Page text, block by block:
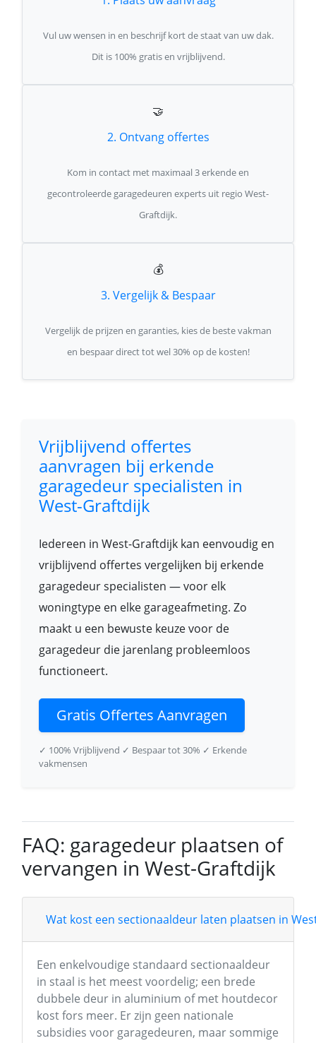
Vul uw wensen in en beschrijf kort de staat van uw dak.
Dit is 100% gratis en vrijblijvend.
🤝
2. Ontvang offertes
Kom in contact met maximaal 3 erkende en
gecontroleerde garagedeuren experts uit regio West-
Graftdijk.
💰
3. Vergelijk & Bespaar
Vergelijk de prijzen en garanties, kies de beste vakman
en bespaar direct tot wel 30% op de kosten!
Vrijblijvend offertes
aanvragen bij erkende
garagedeur specialisten in
West-Graftdijk
Iedereen in West-Graftdijk kan eenvoudig en
vrijblijvend offertes vergelijken bij erkende
garagedeur specialisten — voor elk
woningtype en elke garageafmeting. Zo
maakt u een bewuste keuze voor de
garagedeur die jarenlang probleemloos
functioneert.
Gratis Offertes Aanvragen
✓ 100% Vrijblijvend ✓ Bespaar tot 30% ✓ Erkende
vakmensen
FAQ: garagedeur plaatsen of
vervangen in West-Graftdijk
Wat kost een sectionaaldeur laten plaatsen in
Een enkelvoudige standaard sectionaaldeur
in staal is het meest voordelig; een brede
dubbele deur in aluminium of met houtdecor
kost fors meer. Er zijn geen nationale
subsidies voor garagedeuren, maar sommige